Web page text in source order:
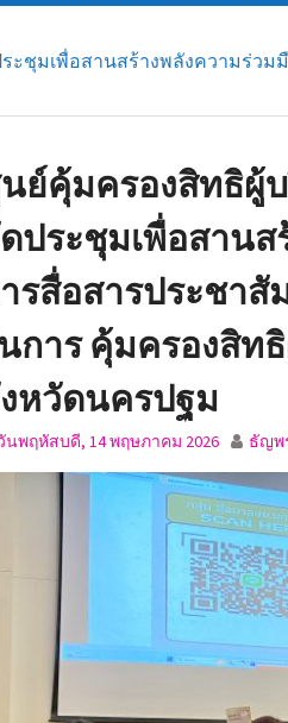
กสุพรรณบุรี เขต 1
ๆ ครั้งสุดท้าย ! AIS เปิด
ชุมเพื่อสานสร้างพลังความร่ว
ย์คุ้มครองสิทธิผู้
ประชุมเพื่อสาน
รสื่อสารประชาสั
การ คุ้มครองสิท
หวัดนครปฐม
นพฤหัสบดี, 14 พฤษภาคม 2026 ธัญพ